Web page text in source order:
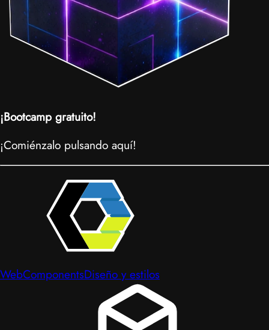
¡Bootcamp gratuito!
¡Comiénzalo pulsando aquí!
WebComponentsDiseño y estilos